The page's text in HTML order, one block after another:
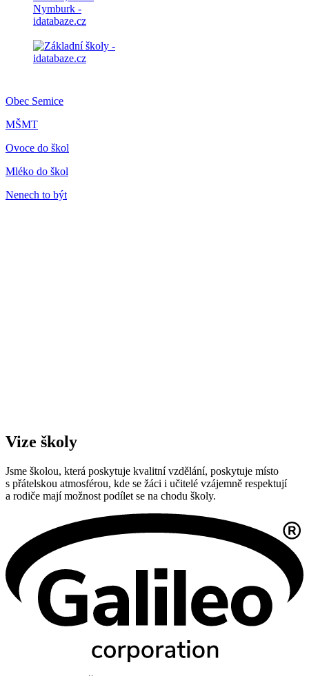
Obec Semice
MŠMT
Ovoce do škol
Mléko do škol
Nenech to být
Vize školy
Jsme školou, která poskytuje kvalitní vzdělání, poskytuje místo
s přátelskou atmosférou, kde se žáci i učitelé vzájemně respektují
a rodiče mají možnost podílet se na chodu školy.